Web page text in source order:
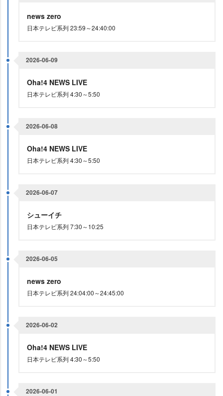
news zero
日本テレビ系列 23:59～24:40:00
2026-06-09
Oha!4 NEWS LIVE
日本テレビ系列 4:30～5:50
2026-06-08
Oha!4 NEWS LIVE
日本テレビ系列 4:30～5:50
2026-06-07
シューイチ
日本テレビ系列 7:30～10:25
2026-06-05
news zero
日本テレビ系列 24:04:00～24:45:00
2026-06-02
Oha!4 NEWS LIVE
日本テレビ系列 4:30～5:50
2026-06-01